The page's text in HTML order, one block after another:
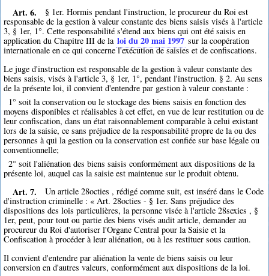
Art. 6.
§ 1er. Hormis pendant l'instruction, le procureur du Roi est
responsable de la gestion à valeur constante des biens saisis visés à l'article
3, § 1er, 1°. Cette responsabilité s'étend aux biens qui ont été saisis en
application du Chapitre III de la loi du 20 mai 1997 sur la coopération
internationale en ce qui concerne l'exécution de saisies et de confiscations.
Le juge d'instruction est responsable de la gestion à valeur constante des
biens saisis, visés à l'article 3, § 1er, 1°, pendant l'instruction. § 2. Au sens
de la présente loi, il convient d'entendre par gestion à valeur constante :
1° soit la conservation ou le stockage des biens saisis en fonction des
moyens disponibles et réalisables à cet effet, en vue de leur restitution ou de
leur confiscation, dans un état raisonnablement comparable à celui existant
lors de la saisie, ce sans préjudice de la responsabilité propre de la ou des
personnes à qui la gestion ou la conservation est confiée sur base légale ou
conventionnelle;
2° soit l'aliénation des biens saisis conformément aux dispositions de la
présente loi, auquel cas la saisie est maintenue sur le produit obtenu.
Art. 7.
Un article 28octies , rédigé comme suit, est inséré dans le Code
d'instruction criminelle : « Art. 28octies - § 1er. Sans préjudice des
dispositions des lois particulières, la personne visée à l'article 28sexies , §
1er, peut, pour tout ou partie des biens visés audit article, demander au
procureur du Roi d'autoriser l'Organe Central pour la Saisie et la
Confiscation à procéder à leur aliénation, ou à les restituer sous caution.
Il convient d'entendre par aliénation la vente de biens saisis ou leur
conversion en d'autres valeurs, conformément aux dispositions de la loi.